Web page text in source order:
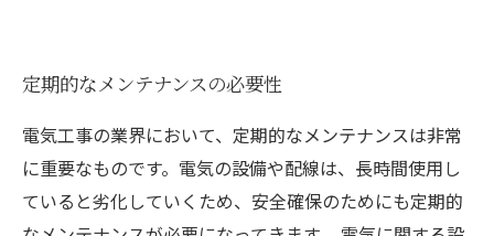
定期的なメンテナンスの必要性
電気工事の業界において、定期的なメンテナンスは非常
に重要なものです。電気の設備や配線は、長時間使用し
ていると劣化していくため、安全確保のためにも定期的